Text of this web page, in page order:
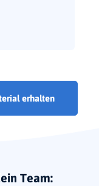
erhalten
1x
Team: